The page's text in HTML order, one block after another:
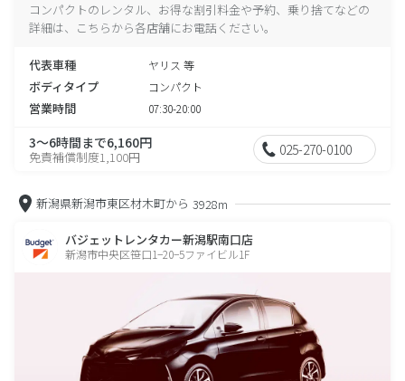
コンパクトのレンタル、お得な割引料金や予約、乗り捨てなどの
詳細は、こちらから各店舗にお電話ください。
代表車種 ヤリス 等
ボディタイプ コンパクト
営業時間 07:30-20:00
3～6時間まで6,160円
免責補償制度1,100円 025-270-0100
新潟県新潟市東区材木町から 3928m
バジェットレンタカー新潟駅南口店
新潟市中央区笹口1−20−5ファイビル1F